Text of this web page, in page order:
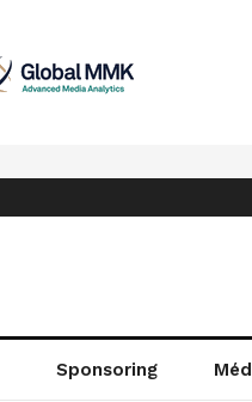
Sponsoring